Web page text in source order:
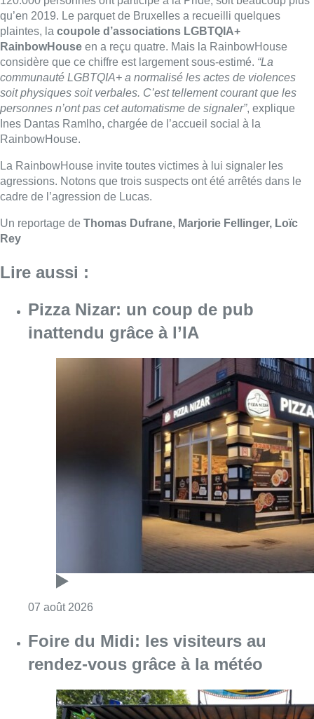
cadre de l’agression de Lucas.
Un reportage deThomas Dufrane, Marjorie Fellinger, Loïc
Rey
Lire aussi :
Pizza Nizar: un coup de pub
inattendu grâce à l’IA
Consulter l'article "Pizza Nizar: un coup de
Foire du Midi: les visiteurs au
rendez-vous grâce à la météo